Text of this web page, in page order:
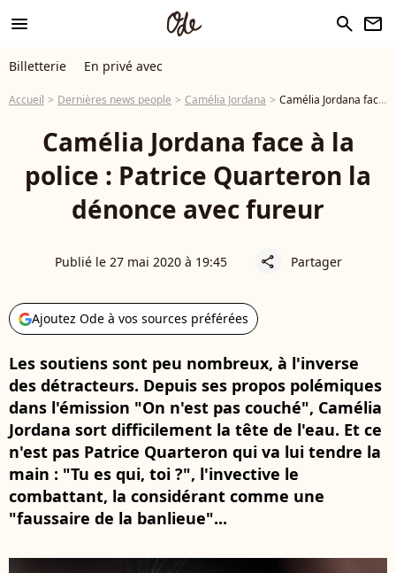
menu search newsletter
Billetterie En privé avec
Accueil Dernières news people Camélia Jordana Camélia Jordana face à la police : Patrice Quarteron la dénonce avec fureur
Camélia Jordana face à la
police : Patrice Quarteron la
dénonce avec fureur
Publié le 27 mai 2020 à 19:45 share Partager
Ajoutez Ode à vos sources préférées
Les soutiens sont peu nombreux, à l'inverse
des détracteurs. Depuis ses propos polémiques
dans l'émission "On n'est pas couché", Camélia
Jordana sort difficilement la tête de l'eau. Et ce
n'est pas Patrice Quarteron qui va lui tendre la
main : "Tu es qui, toi ?", l'invective le
combattant, la considérant comme une
"faussaire de la banlieue"...